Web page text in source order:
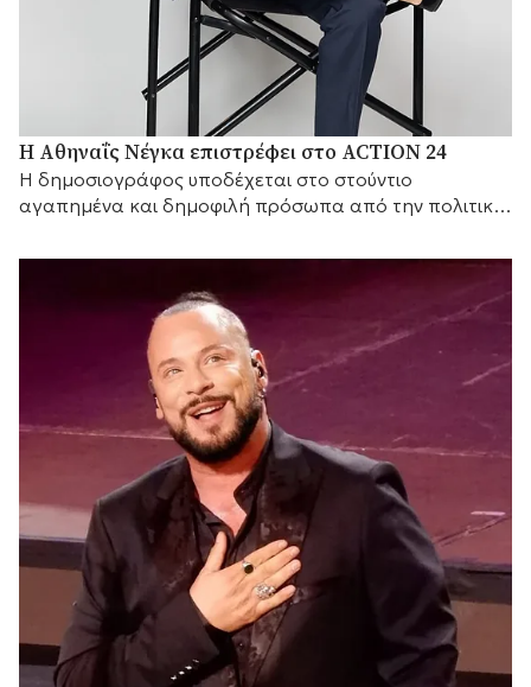
Η Αθηναΐς Νέγκα επιστρέφει στο ACTION 24
H δημοσιογράφος υποδέχεται στο στούντιο
αγαπημένα και δημοφιλή πρόσωπα από την πολιτική